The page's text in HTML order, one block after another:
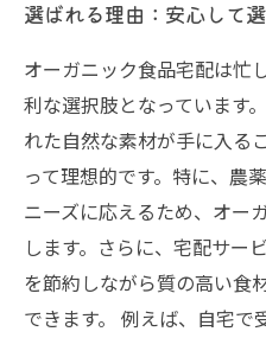
選ばれる理由：安心して
オーガニック食品宅配は忙
利な選択肢となっています
れた自然な素材が手に入る
って理想的です。特に、農
ニーズに応えるため、オー
します。さらに、宅配サー
を節約しながら質の高い食
できます。 例えば、自宅